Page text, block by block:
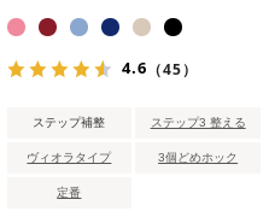
4.6 （45）
ステップ補整 ステップ3 整える
ヴィオラタイプ 3個どめホック
定番